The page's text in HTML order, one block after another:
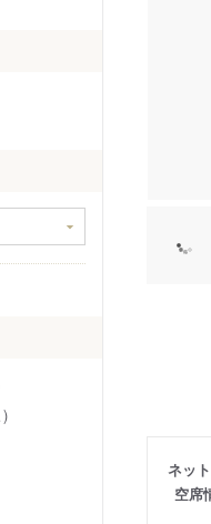
ネッ
空席